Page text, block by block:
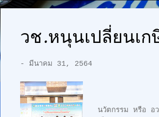
ท
วช.หนุนเปลี่ยนเ
- มีนาคม 31, 2564
รัฐมตรีว่า
นวัตกรรม หรือ อ